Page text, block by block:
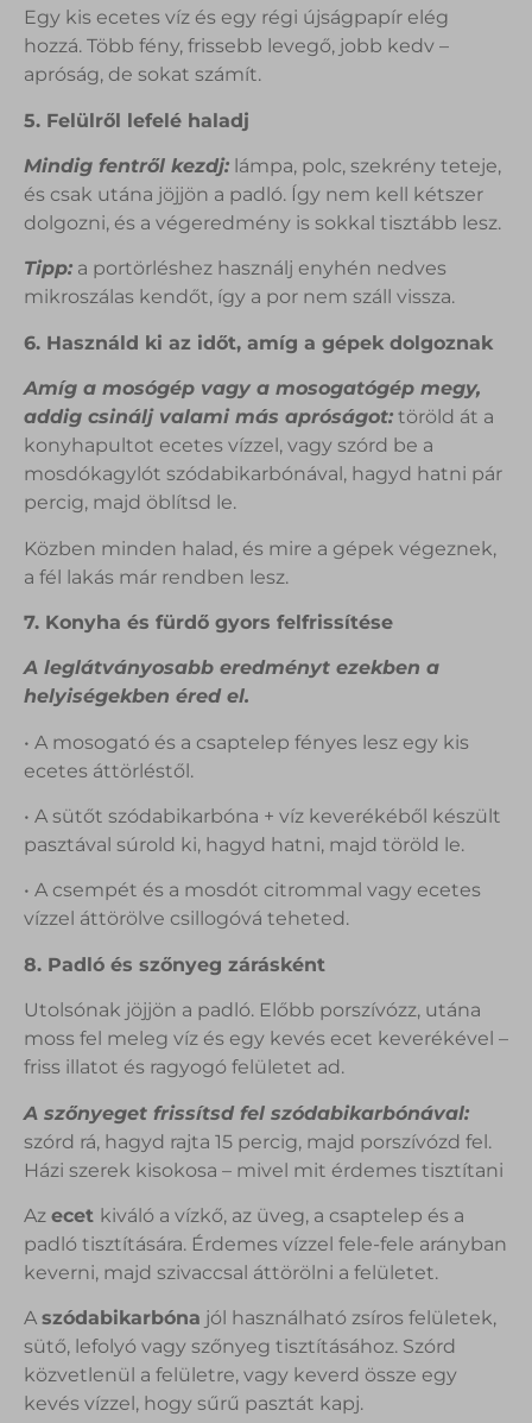
Egy kis ecetes víz és egy régi újságpapír elég
hozzá. Több fény, frissebb levegő, jobb kedv –
apróság, de sokat számít.
5. Felülről lefelé haladj
Mindig fentről kezdj: lámpa, polc, szekrény teteje,
és csak utána jöjjön a padló. Így nem kell kétszer
dolgozni, és a végeredmény is sokkal tisztább lesz.
Tipp: a portörléshez használj enyhén nedves
mikroszálas kendőt, így a por nem száll vissza.
6. Használd ki az időt, amíg a gépek dolgoznak
Amíg a mosógép vagy a mosogatógép megy,
addig csinálj valami más apróságot: töröld át a
konyhapultot ecetes vízzel, vagy szórd be a
mosdókagylót szódabikarbónával, hagyd hatni pár
percig, majd öblítsd le.
Közben minden halad, és mire a gépek végeznek,
a fél lakás már rendben lesz.
7. Konyha és fürdő gyors felfrissítése
A leglátványosabb eredményt ezekben a
helyiségekben éred el.
• A mosogató és a csaptelep fényes lesz egy kis
ecetes áttörléstől.
• A sütőt szódabikarbóna + víz keverékéből készült
pasztával súrold ki, hagyd hatni, majd töröld le.
• A csempét és a mosdót citrommal vagy ecetes
vízzel áttörölve csillogóvá teheted.
8. Padló és szőnyeg zárásként
Utolsónak jöjjön a padló. Előbb porszívózz, utána
moss fel meleg víz és egy kevés ecet keverékével –
friss illatot és ragyogó felületet ad.
A szőnyeget frissítsd fel szódabikarbónával:
szórd rá, hagyd rajta 15 percig, majd porszívózd fel.
Házi szerek kisokosa – mivel mit érdemes tisztítani
Az ecet kiváló a vízkő, az üveg, a csaptelep és a
padló tisztítására. Érdemes vízzel fele-fele arányban
keverni, majd szivaccsal áttörölni a felületet.
A szódabikarbóna jól használható zsíros felületek,
sütő, lefolyó vagy szőnyeg tisztításához. Szórd
közvetlenül a felületre, vagy keverd össze egy
kevés vízzel, hogy sűrű pasztát kapj.